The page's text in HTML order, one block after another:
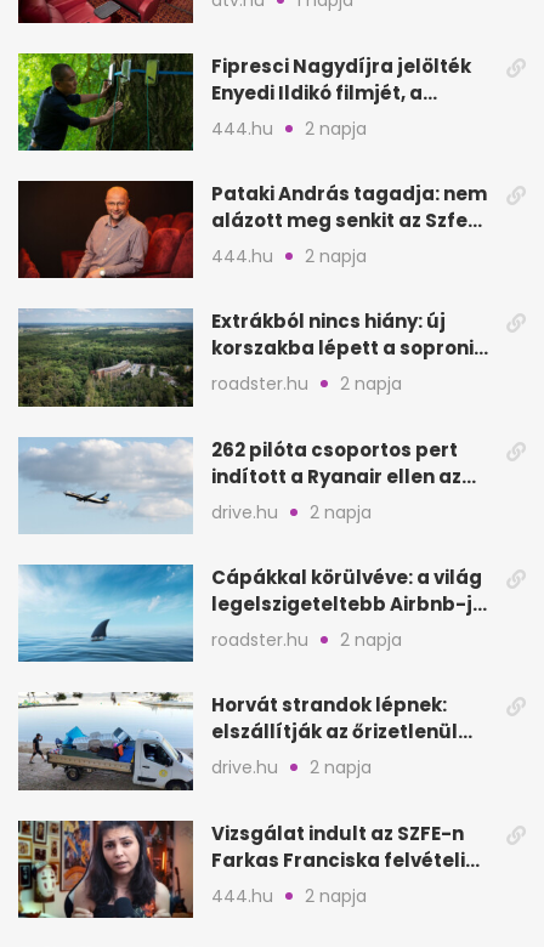
Fipresci Nagydíjra jelölték
Enyedi Ildikó filmjét, a
Csendes barátot
444.hu 2 napja
Pataki András tagadja: nem
alázott meg senkit az Szfe
felvételijén
444.hu 2 napja
Extrákból nincs hiány: új
korszakba lépett a soproni
Fagus Hotel
roadster.hu 2 napja
262 pilóta csoportos pert
indított a Ryanair ellen az
Egyesült Királyságban
drive.hu 2 napja
Cápákkal körülvéve: a világ
legelszigeteltebb Airbnb-je
a nyílt tengeren
roadster.hu 2 napja
Horvát strandok lépnek:
elszállítják az őrizetlenül
hagyott törölközőket
drive.hu 2 napja
Vizsgálat indult az SZFE-n
Farkas Franciska felvételi
videója után
444.hu 2 napja